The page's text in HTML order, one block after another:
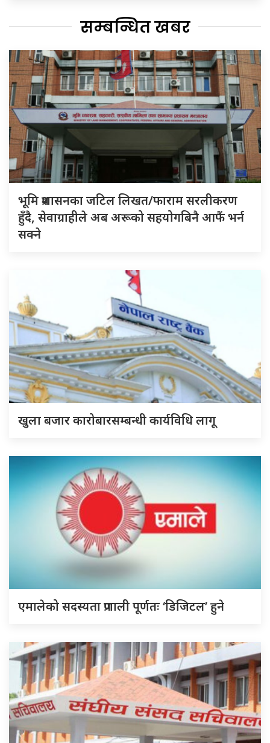
सम्बन्धित खबर
भूमि प्रशासनका जटिल लिखत/फाराम सरलीकरण
हुँदै, सेवाग्राहीले अब अरूको सहयोगबिनै आफैं भर्न
सक्ने
खुला बजार कारोबारसम्बन्धी कार्यविधि लागू
एमालेको सदस्यता प्रणाली पूर्णतः ‘डिजिटल’ हुने